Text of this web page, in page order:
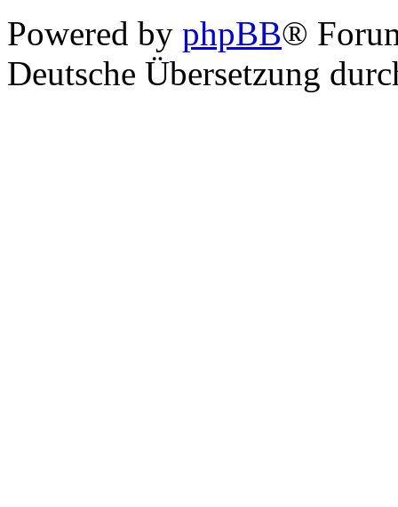
Powered by phpBB®
Deutsche Übersetzung